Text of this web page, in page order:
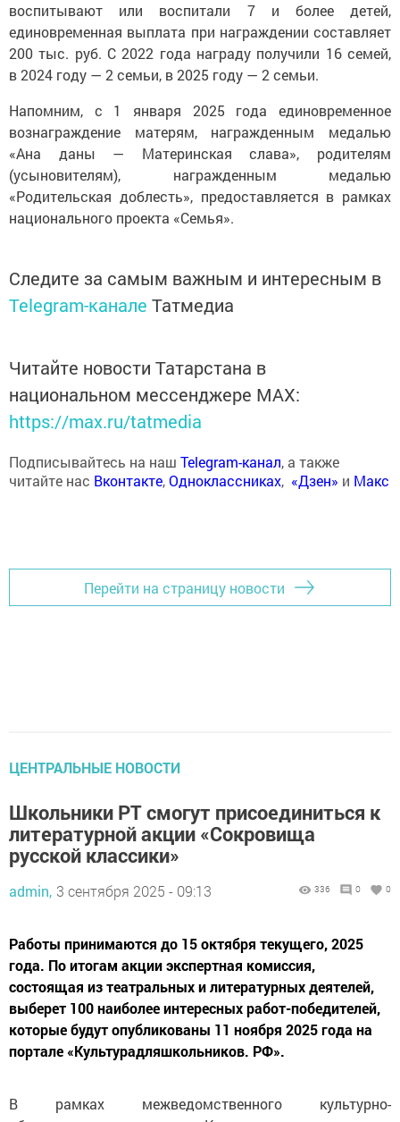
воспитывают или воспитали 7 и более детей,
единовременная выплата при награждении составляет
200 тыс. руб. С 2022 года награду получили 16 семей,
в 2024 году — 2 семьи, в 2025 году — 2 семьи.
Напомним, с 1 января 2025 года единовременное
вознаграждение матерям, награжденным медалью
«Ана даны — Материнская слава», родителям
(усыновителям), награжденным медалью
«Родительская доблесть», предоставляется в рамках
национального проекта «Семья».
Следите за самым важным и интересным в
Telegram-канале Татмедиа
Читайте новости Татарстана в
национальном мессенджере MАХ:
https://max.ru/tatmedia
Подписывайтесь на наш Telegram-канал, а также
читайте нас Вконтакте,Одноклассниках, «Дзен» и Макс
Перейти на страницу новости
ЦЕНТРАЛЬНЫЕ НОВОСТИ
Школьники РТ смогут присоединиться к
литературной акции «Сокровища
русской классики»
admin, 3 сентября 2025 - 09:13 336 0 0
Работы принимаются до 15 октября текущего, 2025
года. По итогам акции экспертная комиссия,
состоящая из театральных и литературных деятелей,
выберет 100 наиболее интересных работ-победителей,
которые будут опубликованы 11 ноября 2025 года на
портале «Культурадляшкольников. РФ».
В рамках межведомственного культурно-